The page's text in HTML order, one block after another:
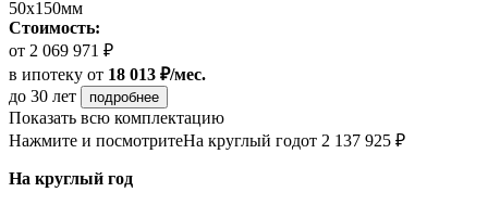
50х150мм
Стоимость:
от 2 069 971 ₽
в ипотеку от 18 013 ₽/мес.
до 30 лет
подробнее
Показать всю комплектацию
Нажмите и посмотритеНа круглый годот 2 137 925 ₽
На круглый год